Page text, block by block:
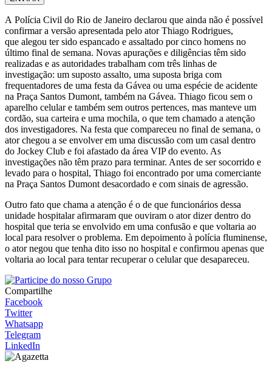
A Polícia Civil do Rio de Janeiro declarou que ainda não é possível
confirmar a versão apresentada pelo ator Thiago Rodrigues,
que alegou ter sido espancado e assaltado por cinco homens no
último final de semana. Novas apurações e diligências têm sido
realizadas e as autoridades trabalham com três linhas de
investigação: um suposto assalto, uma suposta briga com
frequentadores de uma festa da Gávea ou uma espécie de acidente
na Praça Santos Dumont, também na Gávea. Thiago ficou sem o
aparelho celular e também sem outros pertences, mas manteve um
cordão, sua carteira e uma mochila, o que tem chamado a atenção
dos investigadores. Na festa que compareceu no final de semana, o
ator chegou a se envolver em uma discussão com um casal dentro
do Jockey Club e foi afastado da área VIP do evento. As
investigações não têm prazo para terminar. Antes de ser socorrido e
levado para o hospital, Thiago foi encontrado por uma comerciante
na Praça Santos Dumont desacordado e com sinais de agressão.
Outro fato que chama a atenção é o de que funcionários dessa
unidade hospitalar afirmaram que ouviram o ator dizer dentro do
hospital que teria se envolvido em uma confusão e que voltaria ao
local para resolver o problema. Em depoimento à polícia fluminense,
o ator negou que tenha dito isso no hospital e confirmou apenas que
voltaria ao local para tentar recuperar o celular que desapareceu.
Compartilhe
Facebook
Twitter
Whatsapp
Telegram
LinkedIn